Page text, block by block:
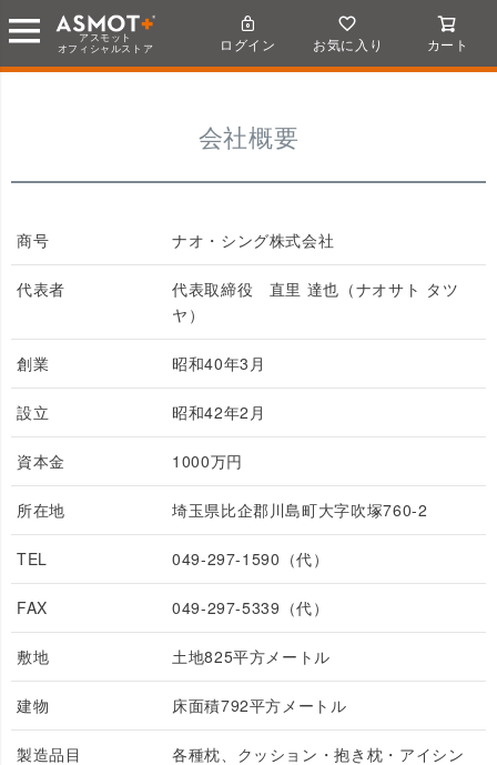
アスモット
オフィシャルストア ログイン お気に入り カート
会社概要
商号 ナオ・シング株式会社
代表者
代表取締役 直里 達也（ナオサト タツ
ヤ）
創業 昭和40年3月
設立 昭和42年2月
資本金 1000万円
所在地 埼玉県比企郡川島町大字吹塚760-2
TEL 049-297-1590（代）
FAX 049-297-5339（代）
敷地 土地825平方メートル
建物 床面積792平方メートル
製造品目
各種枕、クッション・抱き枕・アイシン